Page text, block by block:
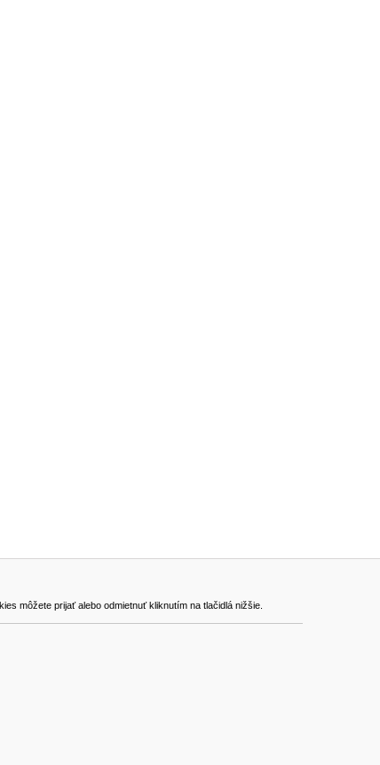
môžete prijať alebo odmietnuť kliknutím na tlačidlá nižšie.